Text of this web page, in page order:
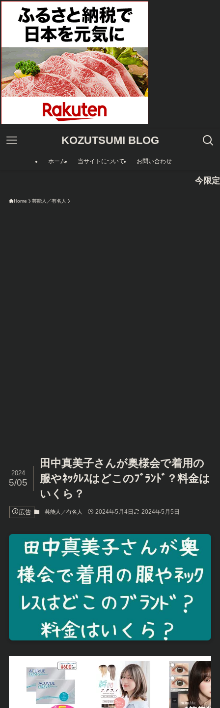
KOZUTSUMI BLOG
ホーム 当サイトについて お問い合わせ
今限定のAmazon
Home 芸能人／有名人
田中真美子さんが奥様会で着用の
服やﾈｯｸﾚｽはどこのﾌﾞﾗﾝﾄﾞ？料金は
いくら？
2024
5/05
広告 芸能人／有名人 2024年5月4日 2024年5月5日